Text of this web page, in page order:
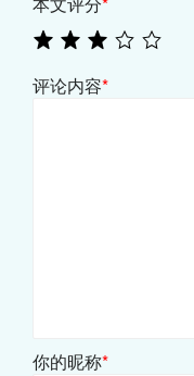
评论内容*
你的昵称*